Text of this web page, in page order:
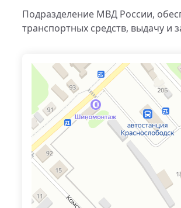
Подразделение МВД России,
транспортных средств, выдачу и